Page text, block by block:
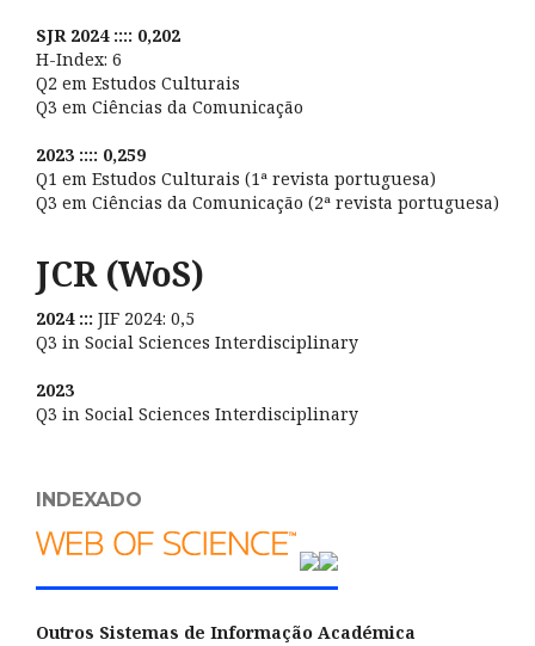
SJR 2024 :::: 0,202
H-Index: 6
Q2 em Estudos Culturais
Q3 em Ciências da Comunicação
2023 :::: 0,259
Q1 em Estudos Culturais (1ª revista portuguesa)
Q3 em Ciências da Comunicação (2ª revista portuguesa)
JCR (WoS)
2024 ::: JIF 2024: 0,5
Q3 in Social Sciences Interdisciplinary
2023
Q3 in Social Sciences Interdisciplinary
INDEXADO
Outros Sistemas de Informação Académica